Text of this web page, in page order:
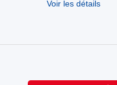
Voir les détails